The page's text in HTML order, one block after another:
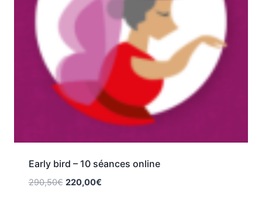
Early bird – 10 séances online
290,50€ 220,00€